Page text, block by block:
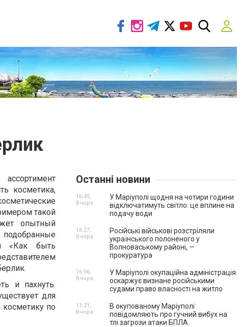
косметика,
такой
опытный
подобранные
«Как быть
и пахнуть.
для
по
Останні новини
У Маріуполі щодня на чотири години
відключатимуть світло: це вплине на
подачу води
16:45,
Вчора
Російські військові розстріляли
українського полоненого у
Волноваському районі, —
прокуратура
16:27,
Вчора
У Маріуполі окупаційна адміністрація
оскаржує визнане російськими
судами право власності на житло
16:06,
Вчора
В окупованому Маріуполі
повідомляють про гучний вибух на
тлі загрози атаки БПЛА
11:21,
Вчора